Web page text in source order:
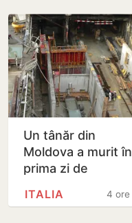
Un tânăr din
Moldova a murit în
prima zi de
ambulanța ar fi4 ore
ITALIA